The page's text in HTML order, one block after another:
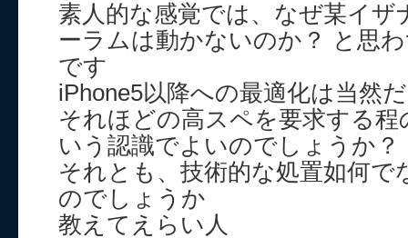
素人的な感覚では、なぜ某イザ
ーラムは動かないのか？ と思
です
iPhone5以降への最適化は当然
それほどの高スペを要求する
いう認識でよいのでしょうか？
それとも、技術的な処置如何で
のでしょうか
教えてえらい人